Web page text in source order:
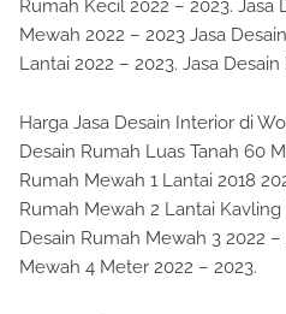
Rumah Kecil 2022 – 2023. Jasa
Mewah 2022 – 2023 Jasa
Lantai 2022 – 2023. Jasa
Harga Jasa Desain Interior di
Desain Rumah Luas Tanah 60
Rumah Mewah 1 Lantai 2018
Rumah Mewah 2 Lantai
Desain Rumah Mewah 3 2022
Mewah 4 Meter 2022 – 2023.